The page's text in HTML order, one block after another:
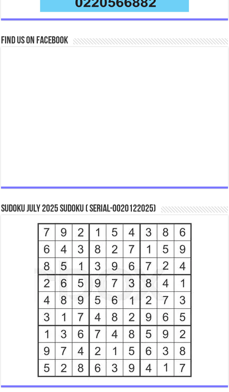
Find us on Facebook
Sudoku July 2025 Sudoku ( Serial-0020122025)